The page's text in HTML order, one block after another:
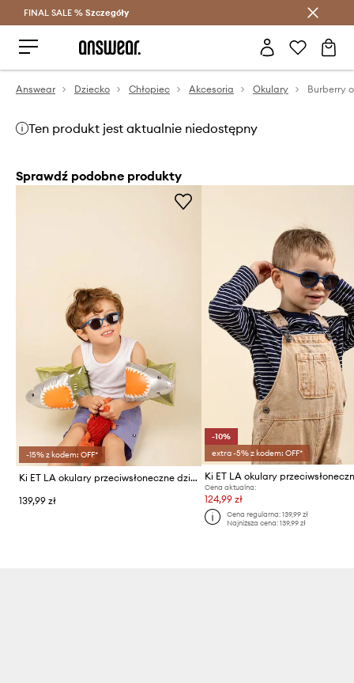
Oszczędzaj z Answear Club >
FINAL SALE % Szczegóły
Answear Dziecko Chłopiec Akcesoria Okulary
Ten produkt jest aktualnie niedostępny
Sprawdź podobne produkty
-15% z kodem: OFF*
Ki ET LA okulary przeciwsłoneczne dziecięce WAZZ
139,99 zł
-10%
extra -5% z kodem: OFF*
Cena aktualna:
124,99 zł
Cena regularna: 139,99 zł
Najniższa cena: 139,99 zł